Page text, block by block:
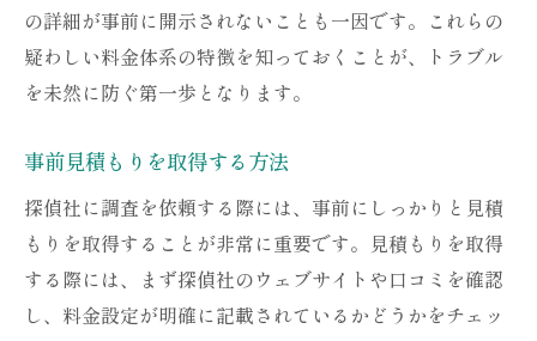
の詳細が事前に開示されないことも一因です。これらの
疑わしい料金体系の特徴を知っておくことが、トラブル
を未然に防ぐ第一歩となります。
事前見積もりを取得する方法
探偵社に調査を依頼する際には、事前にしっかりと見積
もりを取得することが非常に重要です。見積もりを取得
する際には、まず探偵社のウェブサイトや口コミを確認
し、料金設定が明確に記載されているかどうかをチェッ